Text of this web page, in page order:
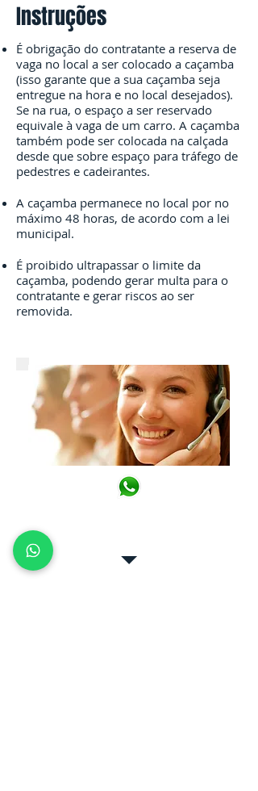
Instruções
É obrigação do contratante a reserva de
vaga no local a ser colocado a caçamba
(isso garante que a sua caçamba seja
entregue na hora e no local desejados).
Se na rua, o espaço a ser reservado
equivale à vaga de um carro. A caçamba
também pode ser colocada na calçada
desde que sobre espaço para tráfego de
pedestres e cadeirantes.
A caçamba permanece no local por no
máximo 48 horas, de acordo com a lei
municipal.
É proibido ultrapassar o limite da
caçamba, podendo gerar multa para o
contratante e gerar riscos ao ser
removida.